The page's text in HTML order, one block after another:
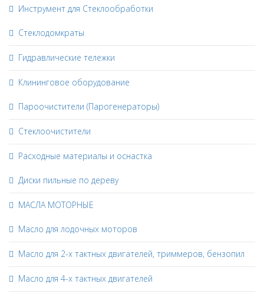
Инструмент для Стеклообработки
Стеклодомкраты
Гидравлические тележки
Клининговое оборудование
Пароочистители (Парогенераторы)
Стеклоочистители
Расходные материалы и оснастка
Диски пильные по дереву
МАСЛА МОТОРНЫЕ
Масло для лодочных моторов
Масло для 2-х тактных двигателей, триммеров, бензопил
Масло для 4-х тактных двигателей